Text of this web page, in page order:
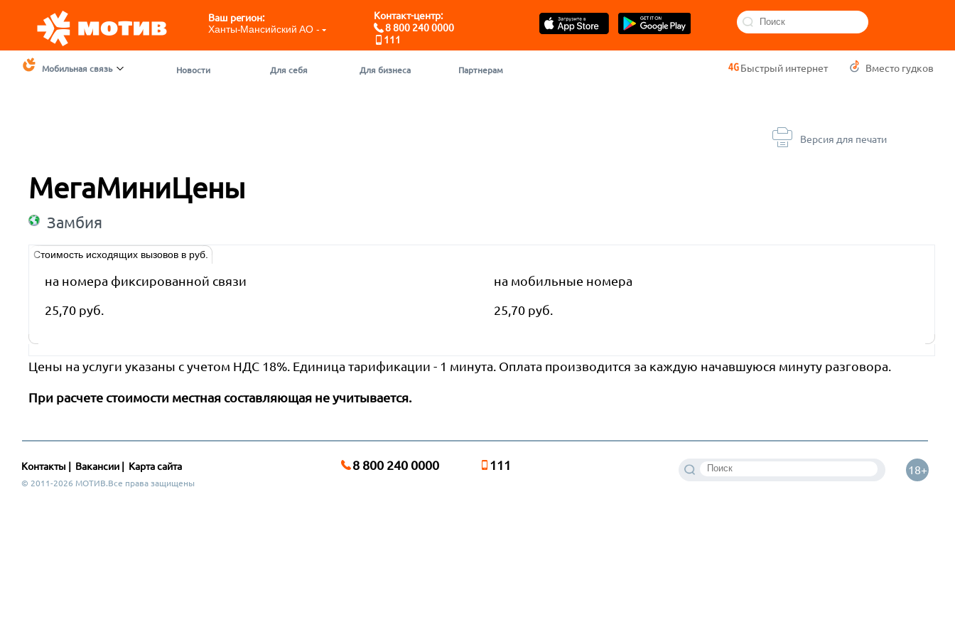
Ваш регион:
Ханты-Мансийский АО - ЮГРА
Контакт-центр:
8 800 240 0000
111
Быстрый интернет Вместо гудков
Мобильная связь Новости Для себя Для бизнеса Партнерам
Версия для печати
МегаМиниЦены
Замбия
Стоимость исходящих вызовов в руб.
на номера фиксированной связи на мобильные номера
25,70 руб. 25,70 руб.
Цены на услуги указаны с учетом НДС 18%. Единица тарификации - 1 минута. Оплата производится за каждую начавшуюся минуту разговора.
При расчете стоимости местная составляющая не учитывается.
Контакты Вакансии Карта сайта 8 800 240 0000 111 18+
© 2011-2026 МОТИВ.Все права защищены